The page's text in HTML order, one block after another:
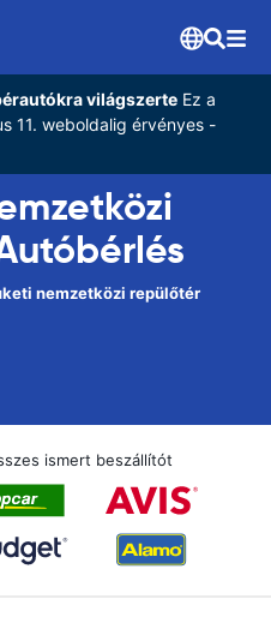
világszerteEz a
11. weboldalig érvényes -
nemzetközi repülőtér
ismert beszállítót